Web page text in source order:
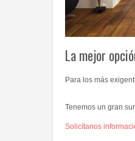
La mejor
Para los más
Tenemos un gran
Solicítanos